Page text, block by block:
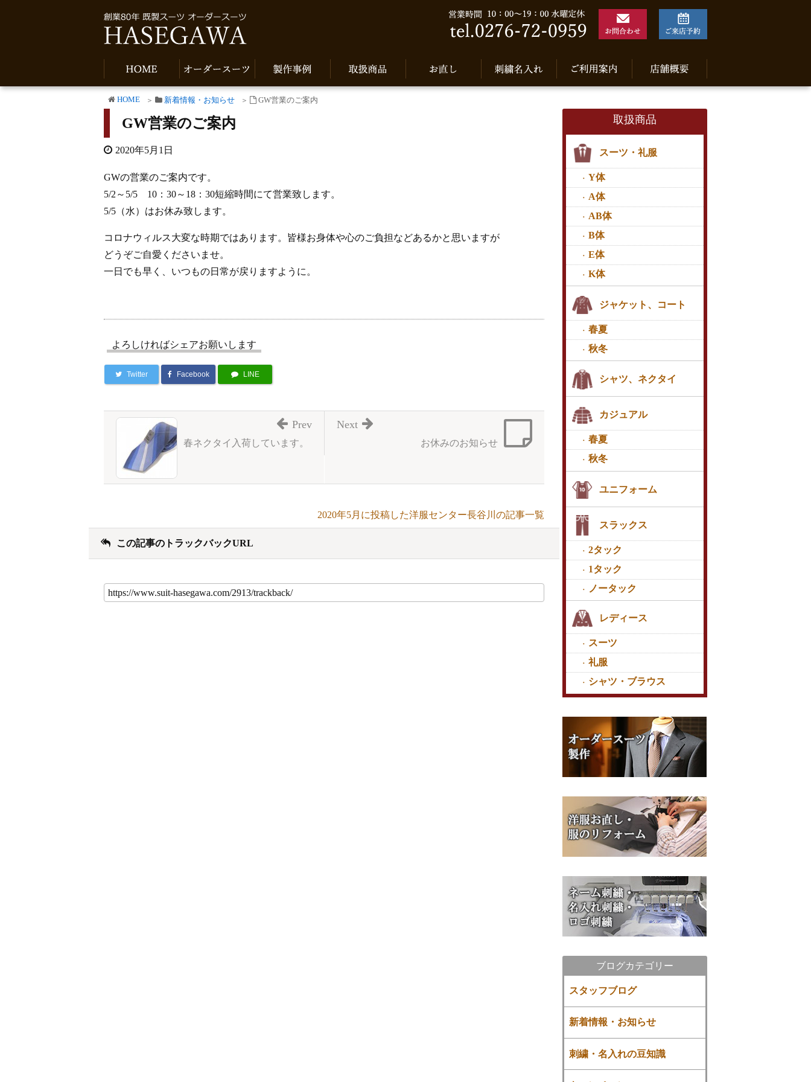
HOME 新着情報・お知らせ GW営業のご案内
GW営業のご案内
2020年5月1日
GWの営業のご案内です。
5/2～5/5 10：30～18：30短縮時間にて営業致します。
5/5（水）はお休み致します。
コロナウィルス大変な時期ではあります。皆様お身体や心のご負担などあるかと思いますが
どうぞご自愛くださいませ。
一日でも早く、いつもの日常が戻りますように。
よろしければシェアお願いします
Twitter Facebook LINE
お休みのお知らせ
Next
春ネクタイ入荷しています。
Prev
2020年5月に投稿した洋服センター長谷川の記事一覧
この記事のトラックバックURL
取扱商品
スーツ・礼服
Y体
A体
AB体
B体
E体
K体
ジャケット、コート
春夏
秋冬
シャツ、ネクタイ
カジュアル
春夏
秋冬
ユニフォーム
スラックス
2タック
1タック
ノータック
レディース
スーツ
礼服
シャツ・ブラウス
ブログカテゴリー
スタッフブログ
新着情報・お知らせ
刺繍・名入れの豆知識